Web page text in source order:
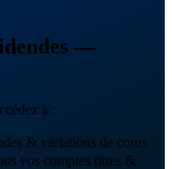
—
à :
& variations de cours
vos comptes titres &